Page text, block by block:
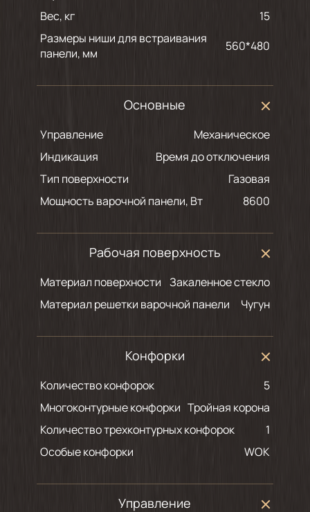
Вес, кг
15
Размеры ниши для встраивания
панели, мм
560*480
Основные
Управление
Механическое
Индикация
Время до отключения
Тип поверхности
Газовая
Мощность варочной панели, Вт
8600
Рабочая поверхность
Материал поверхности
Закаленное стекло
Материал решетки варочной панели
Чугун
Конфорки
Количество конфорок
5
Многоконтурные конфорки
Тройная корона
Количество трехконтурных конфорок
1
Особые конфорки
WOK
Управление